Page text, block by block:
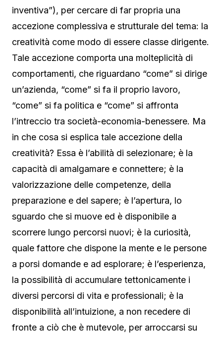
inventiva”), per cercare di far propria una
accezione complessiva e strutturale del tema: la
creatività come modo di essere classe dirigente.
Tale accezione comporta una molteplicità di
comportamenti, che riguardano “come” si dirige
un’azienda, “come” si fa il proprio lavoro,
“come” si fa politica e “come” si affronta
l’intreccio tra società-economia-benessere. Ma
in che cosa si esplica tale accezione della
creatività? Essa è l’abilità di selezionare; è la
capacità di amalgamare e connettere; è la
valorizzazione delle competenze, della
preparazione e del sapere; è l’apertura, lo
sguardo che si muove ed è disponibile a
scorrere lungo percorsi nuovi; è la curiosità,
quale fattore che dispone la mente e le persone
a porsi domande e ad esplorare; è l’esperienza,
la possibilità di accumulare tettonicamente i
diversi percorsi di vita e professionali; è la
disponibilità all’intuizione, a non recedere di
fronte a ciò che è mutevole, per arroccarsi su